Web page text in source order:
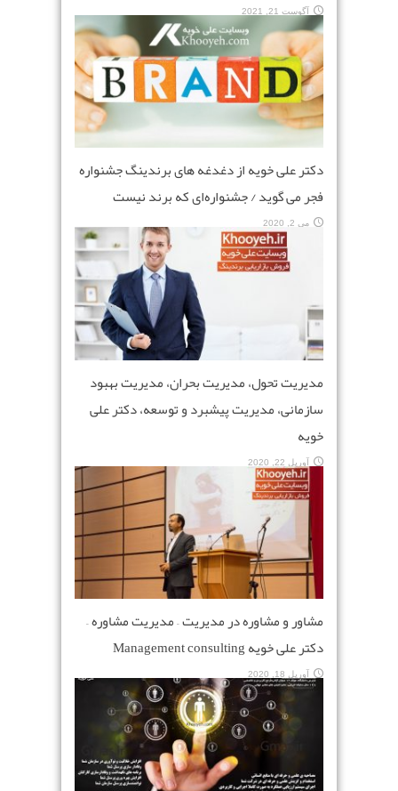
آگوست 21, 2021
دکتر علی خویه از دغدغه‌ های برندینگ جشنواره
فجر می‌ گوید / جشنواره‌ای که برند نیست
می 2, 2020
مدیریت تحول، مدیریت بحران، مدیریت بهبود
سازمانی، مدیریت پیشبرد و توسعه، دکتر علی
خویه
آوریل 22, 2020
مشاور و مشاوره در مدیریت – مدیریت مشاوره –
دکتر علی خویه Management consulting
آوریل 18, 2020